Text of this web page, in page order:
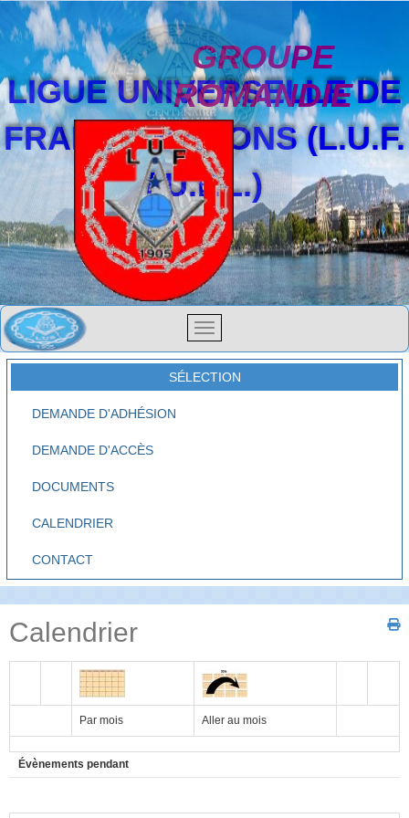
LIGUE UNIVERSELLE DE
FRANCS-MAÇONS (L.U.F.
/ U.F.L.)
GROUPE
ROMANDIE
SÉLECTION
DEMANDE D'ADHÉSION
DEMANDE D'ACCÈS
DOCUMENTS
CALENDRIER
CONTACT
Calendrier
Par mois Aller au mois
Évènements pendant